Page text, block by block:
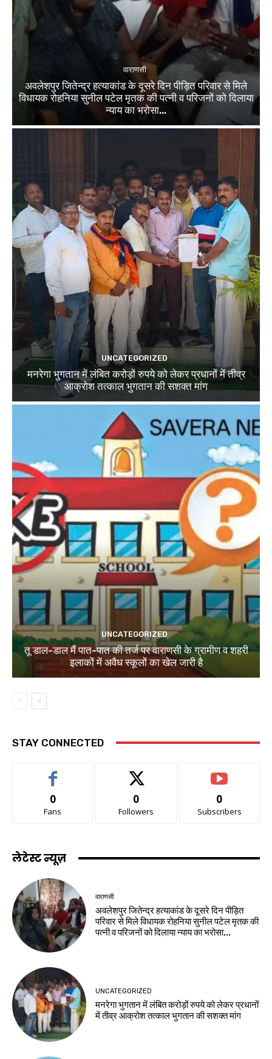
वाराणसी
अवलेशपुर जितेन्द्र हत्याकांड के दूसरे दिन पीड़ित परिवार से मिले
विधायक रोहनिया सुनील पटेल मृतक की पत्नी व परिजनों को दिलाया
न्याय का भरोसा...
UNCATEGORIZED
मनरेगा भुगतान में लंबित करोड़ों रुपये को लेकर प्रधानों में तीव्र
आक्रोश तत्काल भुगतान की सशक्त मांग
UNCATEGORIZED
तू डाल-डाल मैं पात-पात की तर्ज पर वाराणसी के ग्रामीण व शहरी
इलाकों में अवैध स्कूलों का खेल जारी है
STAY CONNECTED
0
Fans
0
Followers
0
Subscribers
लेटेस्ट न्यूज़
वाराणसी
अवलेशपुर जितेन्द्र हत्याकांड के दूसरे दिन पीड़ित
परिवार से मिले विधायक रोहनिया सुनील पटेल मृतक की
पत्नी व परिजनों को दिलाया न्याय का भरोसा...
UNCATEGORIZED
मनरेगा भुगतान में लंबित करोड़ों रुपये को लेकर प्रधानों
में तीव्र आक्रोश तत्काल भुगतान की सशक्त मांग